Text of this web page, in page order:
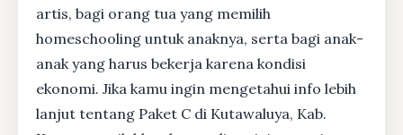
artis, bagi orang tua yang memilih
homeschooling untuk anaknya, serta bagi anak-
anak yang harus bekerja karena kondisi
ekonomi. Jika kamu ingin mengetahui info lebih
lanjut tentang Paket C di Kutawaluya, Kab.